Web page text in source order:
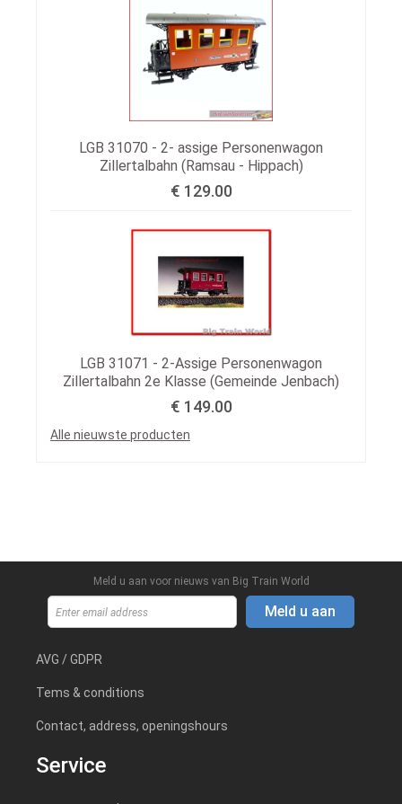
LGB 31070 - 2- assige Personenwagon
Zillertalbahn (Ramsau - Hippach)
€ 129.00
LGB 31071 - 2-Assige Personenwagon
Zillertalbahn 2e Klasse (Gemeinde Jenbach)
€ 149.00
Alle nieuwste producten
Meld u aan voor nieuws van Big Train World
Meld u aan
AVG / GDPR
Tems & conditions
Contact, address, openingshours
Service